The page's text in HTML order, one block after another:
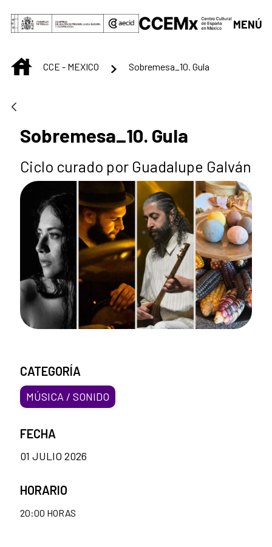
Saltar al contenido principal
MENÚ
INICIOCCE - MEXICO Sobremesa_10. Gula
Sobremesa_10. Gula
Ciclo curado por Guadalupe Galván
CATEGORÍA
MÚSICA / SONIDO
FECHA
01 JULIO 2026
HORARIO
20:00 HORAS